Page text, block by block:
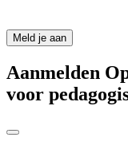
Meld je aan
Aanmelden
voor